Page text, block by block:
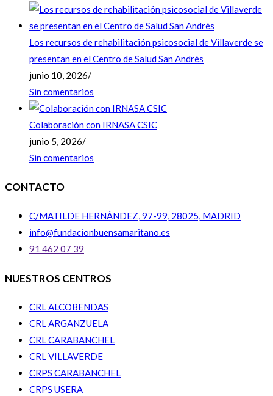
Los recursos de rehabilitación psicosocial de Villaverde se
presentan en el Centro de Salud San Andrés
junio 10, 2026/
Sin comentarios
Colaboración con IRNASA CSIC
junio 5, 2026/
Sin comentarios
CONTACTO
C/MATILDE HERNÁNDEZ, 97-99, 28025, MADRID
info@fundacionbuensamaritano.es
91 462 07 39
NUESTROS CENTROS
CRL ALCOBENDAS
CRL ARGANZUELA
CRL CARABANCHEL
CRL VILLAVERDE
CRPS CARABANCHEL
CRPS USERA